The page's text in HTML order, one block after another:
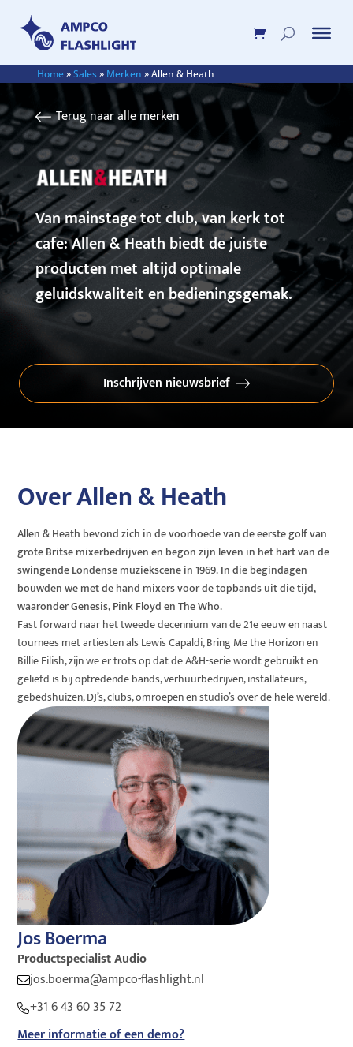
Home»Sales» Merken »Allen & Heath
Terug naar alle merken
Van mainstage tot club, van kerk tot
cafe: Allen & Heath biedt de juiste
producten met altijd optimale
geluidskwaliteit en bedieningsgemak.
Inschrijven nieuwsbrief
Over Allen & Heath
Allen & Heath bevond zich in de voorhoede van de eerste golf van
grote Britse mixerbedrijven en begon zijn leven in het hart van de
swingende Londense muziekscene in 1969. In die begindagen
bouwden we met de hand mixers voor de topbands uit die tijd,
waaronder Genesis, Pink Floyd en The Who.
Fast forward naar het tweede decennium van de 21e eeuw en naast
tournees met artiesten als Lewis Capaldi, Bring Me the Horizon en
Billie Eilish, zijn we er trots op dat de A&H-serie wordt gebruikt en
geliefd is bij optredende bands, verhuurbedrijven, installateurs,
gebedshuizen, DJ’s, clubs, omroepen en studio’s over de hele wereld.
Jos Boerma
Productspecialist Audio
jos.boerma@ampco-flashlight.nl
+31 6 43 60 35 72
Meer informatie of een demo?